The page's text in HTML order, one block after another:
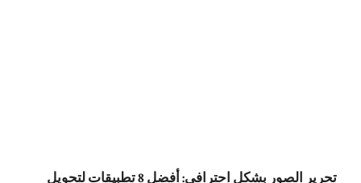
تحرير الصور بشكل احترافي: أفضل 8 تطبيقات لتحويل